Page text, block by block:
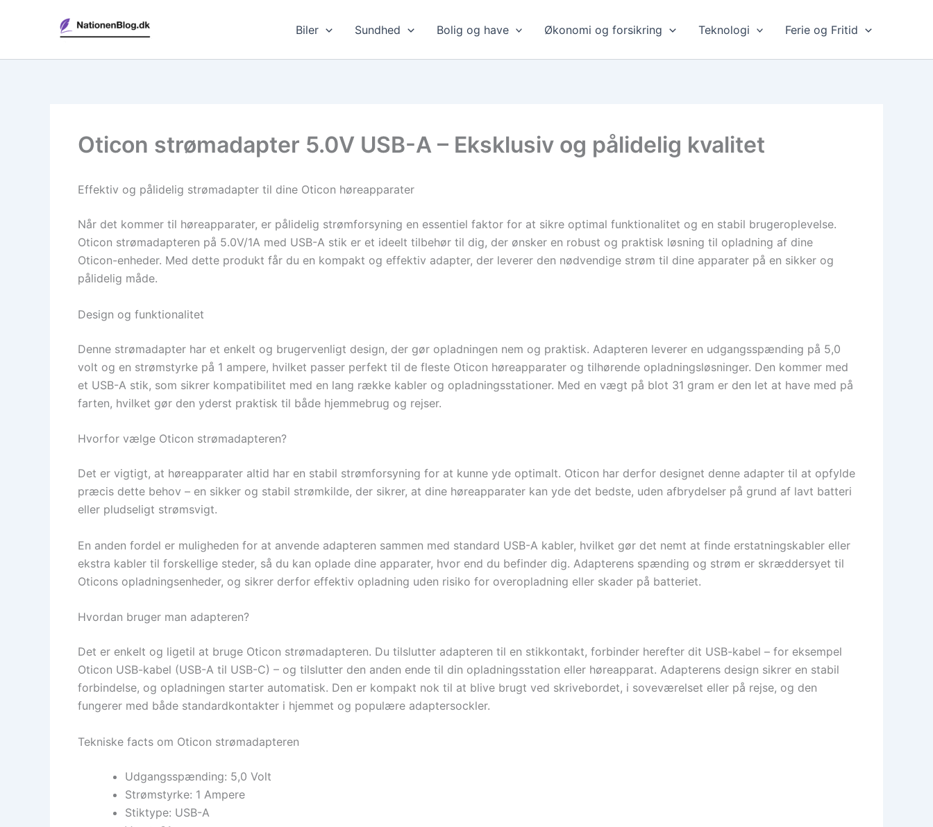
Biler Sundhed Bolig og have Økonomi og forsikring Teknologi Ferie og Fritid
Oticon strømadapter 5.0V USB-A – Eksklusiv og pålidelig kvalitet
Effektiv og pålidelig strømadapter til dine Oticon høreapparater
Når det kommer til høreapparater, er pålidelig strømforsyning en essentiel faktor for at sikre optimal funktionalitet og en stabil brugeroplevelse.
Oticon strømadapteren på 5.0V/1A med USB-A stik er et ideelt tilbehør til dig, der ønsker en robust og praktisk løsning til opladning af dine
Oticon-enheder. Med dette produkt får du en kompakt og effektiv adapter, der leverer den nødvendige strøm til dine apparater på en sikker og
pålidelig måde.
Design og funktionalitet
Denne strømadapter har et enkelt og brugervenligt design, der gør opladningen nem og praktisk. Adapteren leverer en udgangsspænding på 5,0
volt og en strømstyrke på 1 ampere, hvilket passer perfekt til de fleste Oticon høreapparater og tilhørende opladningsløsninger. Den kommer med
et USB-A stik, som sikrer kompatibilitet med en lang række kabler og opladningsstationer. Med en vægt på blot 31 gram er den let at have med på
farten, hvilket gør den yderst praktisk til både hjemmebrug og rejser.
Hvorfor vælge Oticon strømadapteren?
Det er vigtigt, at høreapparater altid har en stabil strømforsyning for at kunne yde optimalt. Oticon har derfor designet denne adapter til at opfylde
præcis dette behov – en sikker og stabil strømkilde, der sikrer, at dine høreapparater kan yde det bedste, uden afbrydelser på grund af lavt batteri
eller pludseligt strømsvigt.
En anden fordel er muligheden for at anvende adapteren sammen med standard USB-A kabler, hvilket gør det nemt at finde erstatningskabler eller
ekstra kabler til forskellige steder, så du kan oplade dine apparater, hvor end du befinder dig. Adapterens spænding og strøm er skræddersyet til
Oticons opladningsenheder, og sikrer derfor effektiv opladning uden risiko for overopladning eller skader på batteriet.
Hvordan bruger man adapteren?
Det er enkelt og ligetil at bruge Oticon strømadapteren. Du tilslutter adapteren til en stikkontakt, forbinder herefter dit USB-kabel – for eksempel
Oticon USB-kabel (USB-A til USB-C) – og tilslutter den anden ende til din opladningsstation eller høreapparat. Adapterens design sikrer en stabil
forbindelse, og opladningen starter automatisk. Den er kompakt nok til at blive brugt ved skrivebordet, i soveværelset eller på rejse, og den
fungerer med både standardkontakter i hjemmet og populære adaptersockler.
Tekniske facts om Oticon strømadapteren
Udgangsspænding: 5,0 Volt
Strømstyrke: 1 Ampere
Stiktype: USB-A